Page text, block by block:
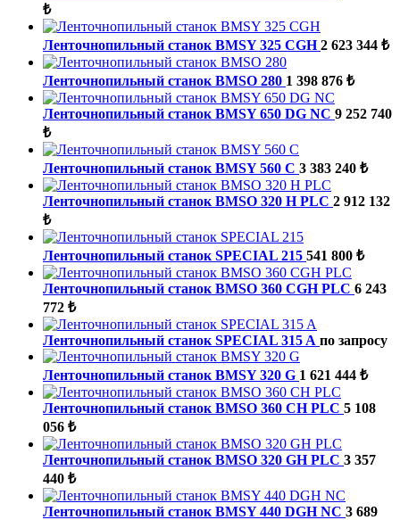
₺
Ленточнопильный станок BMSY 325 CGH 2 623 344 ₺
Ленточнопильный станок BMSO 280 1 398 876 ₺
Ленточнопильный станок BMSY 650 DG NC 9 252 740
₺
Ленточнопильный станок BMSY 560 C 3 383 240 ₺
Ленточнопильный станок BMSO 320 H PLC 2 912 132
₺
Ленточнопильный станок SPECIAL 215 541 800 ₺
Ленточнопильный станок BMSO 360 CGH PLC 6 243
772 ₺
Ленточнопильный станок SPECIAL 315 A по запросу
Ленточнопильный станок BMSY 320 G 1 621 444 ₺
Ленточнопильный станок BMSO 360 CH PLC 5 108
056 ₺
Ленточнопильный станок BMSO 320 GH PLC 3 357
440 ₺
Ленточнопильный станок BMSY 440 DGH NC 3 689